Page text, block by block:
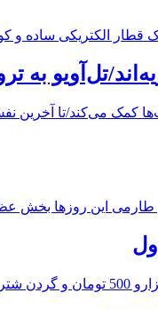
الکتریکی ساده و
تل‌آویو
کمک می‌کند/تا
طارمی این روزها